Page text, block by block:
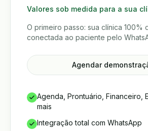
Valores sob medida para a sua
O primeiro passo: sua clínica 100%
conectada ao paciente pelo
Agendar
Agenda, Prontuário, Financeiro,
mais
Integração total com WhatsApp